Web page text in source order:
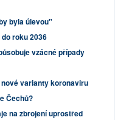
byla úlevou"
roku 2036
vzácné případy
varianty koronaviru
Čechů?
na zbrojení uprostřed